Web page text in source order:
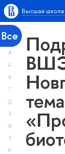
Высшая
Все
А
Б
В
Г
Д
Е
Ж
З
И